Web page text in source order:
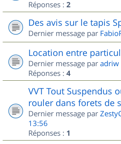
Réponses : 2
Des avis sur le tapis
Dernier message par
Location entre
Dernier message par adriw
Réponses : 4
VVT Tout Suspendus
rouler dans forets de
Dernier message par
13:56
Réponses : 1